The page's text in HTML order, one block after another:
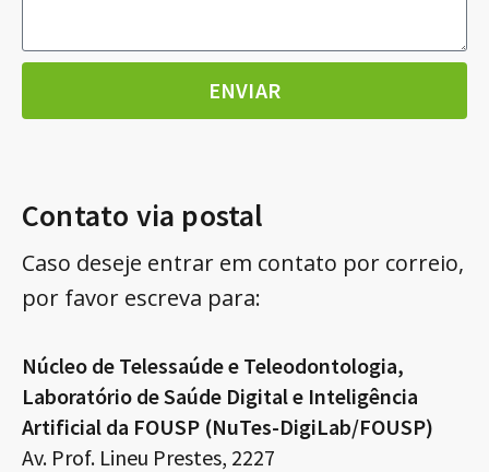
ENVIAR
Contato via postal
Caso deseje entrar em contato por correio,
por favor escreva para:
Núcleo de Telessaúde e Teleodontologia,
Laboratório de Saúde Digital e Inteligência
Artificial da FOUSP (NuTes-DigiLab/FOUSP)
Av. Prof. Lineu Prestes, 2227